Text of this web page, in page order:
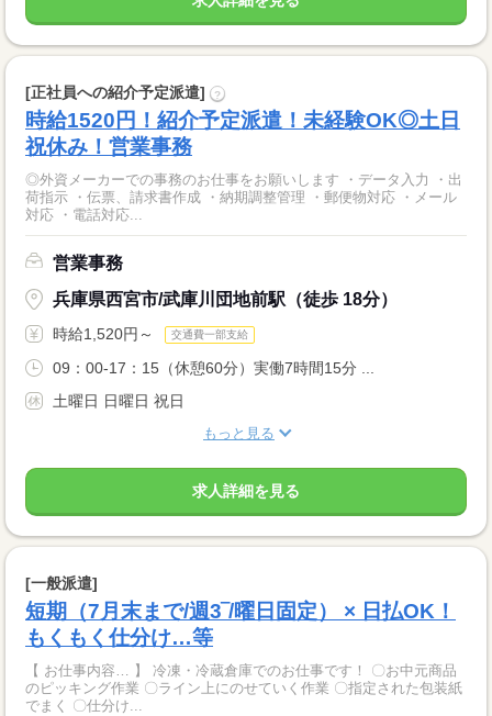
[正社員への紹介予定派遣] ?
時給1520円！紹介予定派遣！未経験OK◎土日
祝休み！営業事務
◎外資メーカーでの事務のお仕事をお願いします ・データ入力 ・出
荷指示 ・伝票、請求書作成 ・納期調整管理 ・郵便物対応 ・メール
対応 ・電話対応...
営業事務
兵庫県西宮市/武庫川団地前駅（徒歩 18分）
時給1,520円～ 交通費一部支給
09：00-17：15（休憩60分）実働7時間15分 ...
土曜日 日曜日 祝日
もっと見る
求人詳細を見る
[一般派遣]
短期（7月末まで/週3‾/曜日固定） × 日払OK！
もくもく仕分け…等
【 お仕事内容… 】 冷凍・冷蔵倉庫でのお仕事です！ 〇お中元商品
のピッキング作業 〇ライン上にのせていく作業 〇指定された包装紙
でまく 〇仕分け...